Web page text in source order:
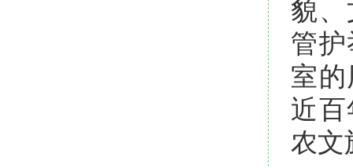
貌
管
室
近
农文